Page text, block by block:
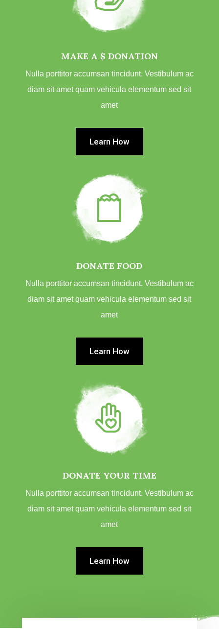
MAKE A $ DONATION
Nulla porttitor accumsan tincidunt. Vestibulum ac
diam sit amet quam vehicula elementum sed sit
amet
Learn How
DONATE FOOD
Nulla porttitor accumsan tincidunt. Vestibulum ac
diam sit amet quam vehicula elementum sed sit
amet
Learn How
DONATE YOUR TIME
Nulla porttitor accumsan tincidunt. Vestibulum ac
diam sit amet quam vehicula elementum sed sit
amet
Learn How